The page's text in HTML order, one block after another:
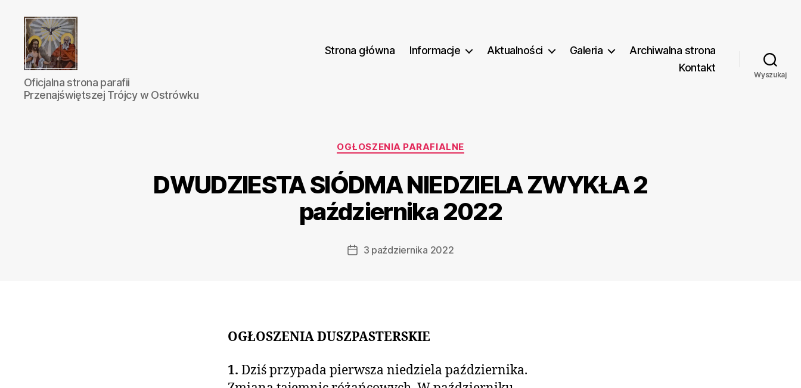
Parafia
Katolicka
Przenajświętszej
Oficjalna strona parafii
Przenajświętszej Trójcy w Ostrówku
Strona główna Informacje Aktualności Galeria
Archiwalna strona
Kontakt
Wyszukaj
Kategorie
OGŁOSZENIA PARAFIALNE
DWUDZIESTA SIÓDMA NIEDZIELA ZWYKŁA 2
października 2022
Data3 października 2022
OGŁOSZENIA DUSZPASTERSKIE
1. Dziś przypada pierwsza niedziela października.